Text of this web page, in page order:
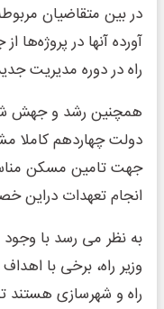
در بین متقاضیان
آورده آنها در
راه در دوره مدیریت
دولت چهاردهم کاملا
جهت تامین مسکن
انجام تعهدات
به نظر می رسد با وجود
وزیر راه، برخی با
راه و شهرسازی هستند